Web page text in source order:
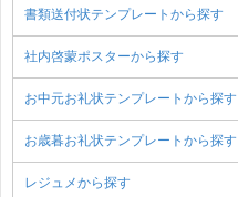
書類送付状テンプレートから探す
社内啓蒙ポスターから探す
お中元お礼状テンプレートから探す
お歳暮お礼状テンプレートから探す
レジュメから探す